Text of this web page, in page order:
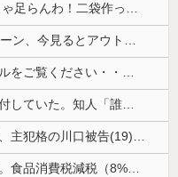
【悲報】 ワイ「ラーメン一袋だけじゃ足らんわ！二袋作ったろ！」→結果ｗｗｗ
【放送事故】昔のドラマのレ◯プシーン、今見るとアウトすぎる・・・
韓国人「最近の東京の建築物のレベルをご覧ください・・・」
中居正広（無職）、熊本に多額の寄付していた。知人「誰にも知られなくてもいい、と公表してない」
【速報】北海道江別大学生殺人事件、主犯格の川口被告(19)に無期懲役の判決
【悲報】日本人、バカかもしれない。食品消費税減税（8%→1%）に93.2%の国民が賛成してしまう